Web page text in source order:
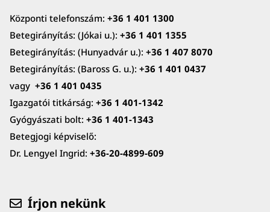
Központi telefonszám: +36 1 401 1300
Betegirányítás: (Jókai u.): +36 1 401 1355
Betegirányítás: (Hunyadvár u.): +36 1 407 8070
Betegirányítás: (Baross G. u.): +36 1 401 0437
vagy +36 1 401 0435
Igazgatói titkárság: +36 1 401-1342
Gyógyászati bolt: +36 1 401-1343
Betegjogi képviselő:
Dr. Lengyel Ingrid: +36-20-4899-609
Írjon nekünk